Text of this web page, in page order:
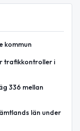
kommun
trafikkontroller i
336 mellan
län under